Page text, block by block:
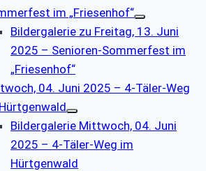
im „Friesenhof“
Bildergalerie zu Freitag, 13. Juni
2025 – Senioren-Sommerfest im
„Friesenhof“
04. Juni 2025 – 4-Täler-Weg
Bildergalerie Mittwoch, 04. Juni
2025 – 4-Täler-Weg im
Hürtgenwald